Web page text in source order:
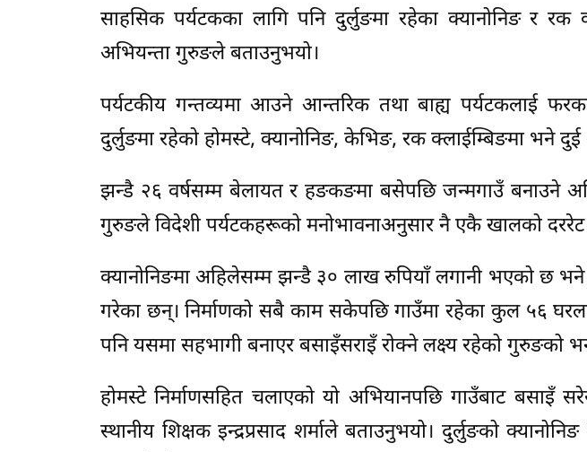
साहसिक पर्यटकका लागि पनि दुर्लुङमा रहेका क्यानोनिङ र
अभियन्ता गुरुङले बताउनुभयो।
पर्यटकीय गन्तव्यमा आउने आन्तरिक तथा बाह्य पर्यटकलाई
दुर्लुङमा रहेको होमस्टे, क्यानोनिङ, केभिङ, रक क्लाईम्बिङमा भने
झन्डै २६ वर्षसम्म बेलायत र हङकङमा बसेपछि जन्मगाउँ बनाउने
गुरुङले विदेशी पर्यटकहरूको मनोभावनाअनुसार नै एकै खालको
क्यानोनिङमा अहिलेसम्म झन्डै ३० लाख रुपियाँ लगानी भएको छ
गरेका छन्। निर्माणको सबै काम सकेपछि गाउँमा रहेका कुल ५६
पनि यसमा सहभागी बनाएर बसाइँसराइँ रोक्ने लक्ष्य रहेको गुरुङको
होमस्टे निर्माणसहित चलाएको यो अभियानपछि गाउँबाट बसाइँ
स्थानीय शिक्षक इन्द्रप्रसाद शर्माले बताउनुभयो। दुर्लुङको